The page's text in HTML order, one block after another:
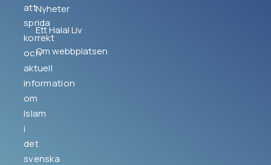
att
sprida
korrekt
och
aktuell
information
om
Islam
i
det
svenska
Nyheter
Ett Halal Liv
Om webbplatsen